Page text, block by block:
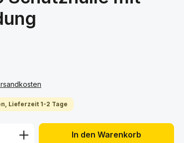
Lieferzeit 1-2 Tage
Gib den gewünschten Wert
In den Warenkorb